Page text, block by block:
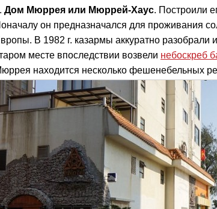
Дом Мюррея или Мюррей-Хаус. Построили
он предназначался для проживания
В 1982 г. казармы аккуратно разобрали
месте впоследствии возвели небоскреб
находится несколько фешенебельных